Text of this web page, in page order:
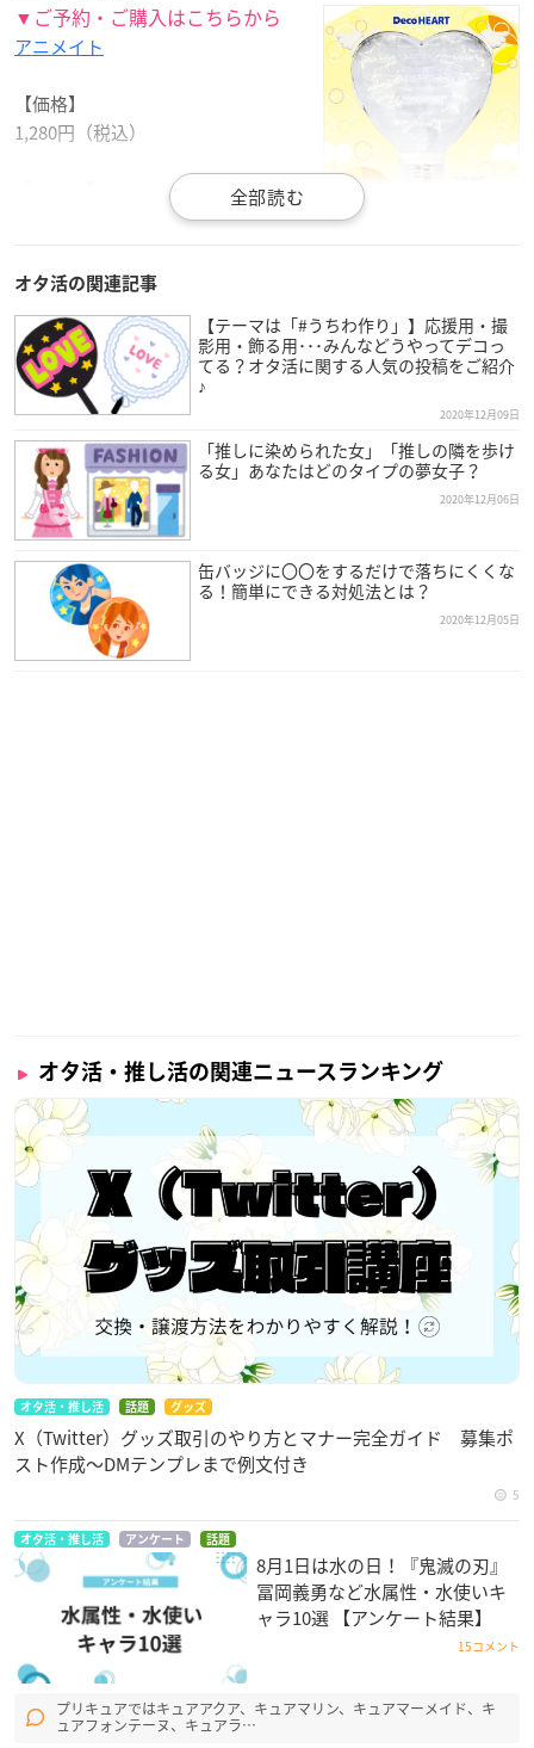
▼ご予約・ご購入はこちらから
アニメイト
【価格】
1,280円（税込）
発光部：153mm×H132mm
※チェーンは含まず
【付属品】
チェーン×1本
Decoキャップ（Decoリング付き）×1個
クリスタルシート×1枚
アクリルキーホルダー固定用PETシート×1枚
前面/背面保護用PETシート×2枚
キラキラシート×2枚
透明ポリカネジ・ナット×3組
ハート＆スター用拡散スタンド×1個
ノンキャラオリジナル Decoハート アクスタセット
クリスタルシート×1枚
アクスタパクト×1個
前面/背面保護用PETシート×2枚
アクスタストッパー×8個
ハート&スター用拡散スタンド×1個
オタ活の関連記事
【テーマは「#うちわ作り」】応援用・撮
影用・飾る用･･･みんなどうやってデコっ
てる？オタ活に関する人気の投稿をご紹介
♪
2020年12月09日
「推しに染められた女」「推しの隣を歩け
る女」あなたはどのタイプの夢女子？
2020年12月06日
缶バッジに〇〇をするだけで落ちにくくな
る！簡単にできる対処法とは？
2020年12月05日
オタ活・推し活の関連ニュースランキング
オタ活・推し活 話題 グッズ
X（Twitter）グッズ取引のやり方とマナー完全ガイド 募集ポ
スト作成〜DMテンプレまで例文付き
5
オタ活・推し活 アンケート 話題
8月1日は水の日！『鬼滅の刃』
冨岡義勇など水属性・水使いキ
ャラ10選 【アンケート結果】
15コメント
プリキュアではキュアアクア、キュアマリン、キュアマーメイド、キ
ュアフォンテーヌ、キュアラ…